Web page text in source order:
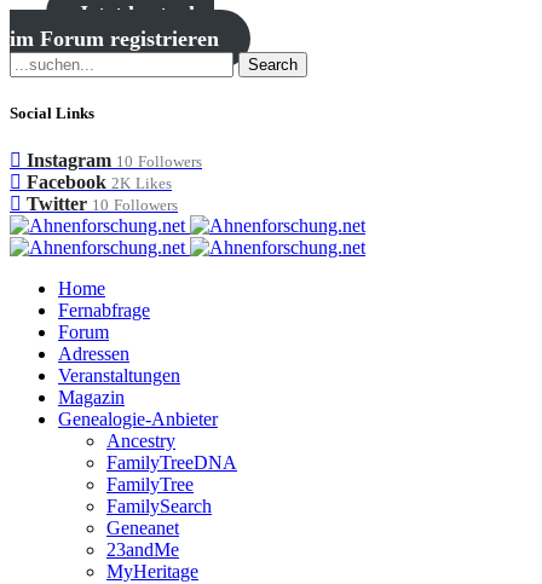
Jetzt kostenlos
im Forum registrieren
Search
Social Links
Instagram 10 Followers
Facebook 2K Likes
Twitter 10 Followers
Home
Fernabfrage
Forum
Adressen
Veranstaltungen
Magazin
Genealogie-Anbieter
Ancestry
FamilyTreeDNA
FamilyTree
FamilySearch
Geneanet
23andMe
MyHeritage